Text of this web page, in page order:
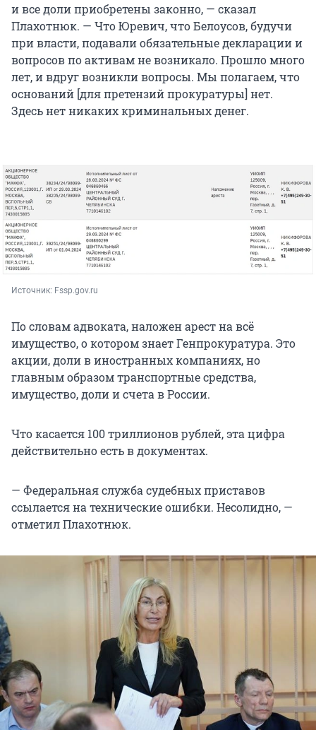
и все доли приобретены законно, — сказал
Плахотнюк. — Что Юревич, что Белоусов, будучи
при власти, подавали обязательные декларации и
вопросов по активам не возникало. Прошло много
лет, и вдруг возникли вопросы. Мы полагаем, что
оснований [для претензий прокуратуры] нет.
Здесь нет никаких криминальных денег.
Источник: Fssp.gov.ru
По словам адвоката, наложен арест на всё
имущество, о котором знает Генпрокуратура. Это
акции, доли в иностранных компаниях, но
главным образом транспортные средства,
имущество, доли и счета в России.
Что касается 100 триллионов рублей, эта цифра
действительно есть в документах.
— Федеральная служба судебных приставов
ссылается на технические ошибки. Несолидно, —
отметил Плахотнюк.